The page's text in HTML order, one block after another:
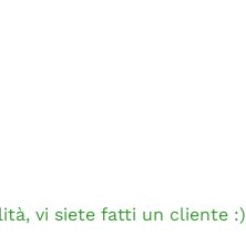
vi siete fatti un cliente :)